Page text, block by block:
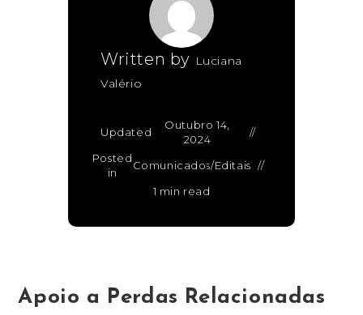
Written by Luciana
Valério
Updated
Outubro 14,
2024
Posted
in
Comunicados/Editais
1 min read
Apoio a Perdas Relacionadas